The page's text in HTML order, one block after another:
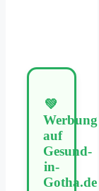
💚
Werbung
auf
Gesund-
in-
Gotha.de